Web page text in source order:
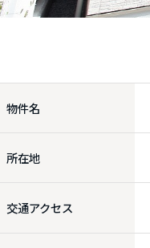
物件名
所在地
交通アクセス